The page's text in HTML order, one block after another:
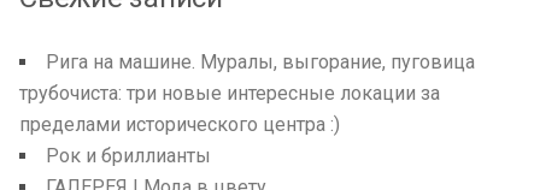
Рига на машине. Муралы, выгорание, пуговица
трубочиста: три новые интересные локации за
пределами исторического центра :)
Рок и бриллианты